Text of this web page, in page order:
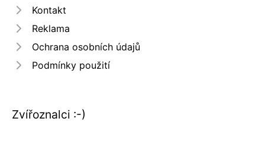
Kontakt
Reklama
Ochrana osobních údajů
Podmínky použití
Zvířoznalci :-)